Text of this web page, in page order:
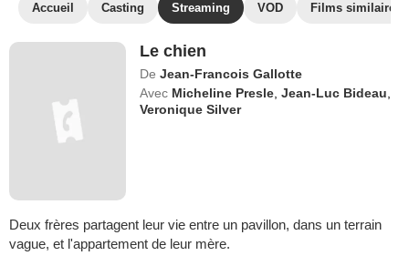
Accueil Casting Streaming VOD Films similaires
Le chien
De Jean-Francois Gallotte
Avec Micheline Presle ,Jean-Luc Bideau
Veronique Silver
Deux frères partagent leur vie entre un pavillon, dans un terrain
vague, et l'appartement de leur mère.